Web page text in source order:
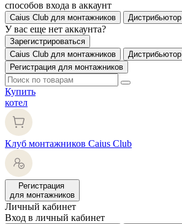
способов входа в аккаунт
Caius Club для монтажников Дистрибьютор
У вас еще нет аккаунта?
Зарегистрироваться
Caius Club для монтажников
Дистрибьютор
Регистрация для монтажников
Купить
котел
Клуб монтажников Caius Club
Регистрация
для монтажников
Личный кабинет
Вход в личный кабинет